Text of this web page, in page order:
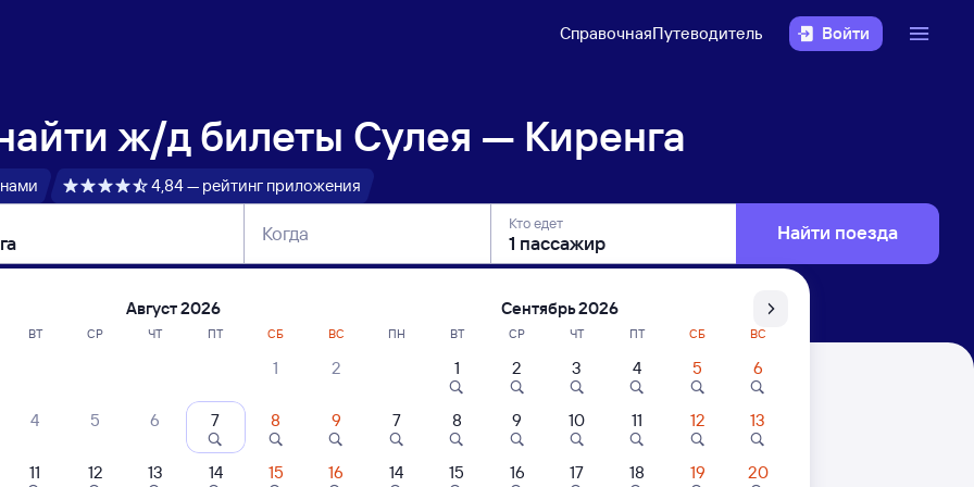
СправочнаяПутеводитель Войти
ж/д билеты Сулея — Киренга
4,84 — рейтинг приложения
Когда Кто едет Найти поезда
поездов Сулея — Киренга
Август 2026
ВТ СР ЧТ ПТ СБ ВС
1 2
4 5 6 7 8 9
11 12 13 14 15 16
Сентябрь 2026
ПН ВТ СР ЧТ ПТ СБ ВС
1 2 3 4 5 6
7 8 9 10 11 12 13
14 15 16 17 18 19 20